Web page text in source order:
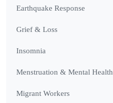
Earthquake Response
Grief & Loss
Insomnia
Menstruation & Mental Health
Migrant Workers